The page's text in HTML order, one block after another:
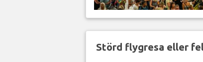
Störd flygresa eller